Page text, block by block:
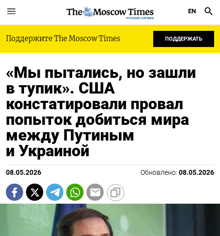
РУССКАЯ СЛУЖБА
EN
Поддержите The Moscow Times ПОДДЕРЖАТЬ
«Мы пытались, но зашли
в тупик». США
констатировали провал
попыток добиться мира
между Путиным
и Украиной
08.05.2026 Обновлено: 08.05.2026